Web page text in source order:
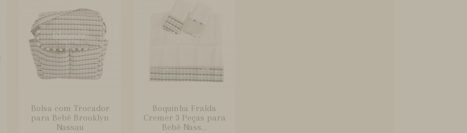
Bolsa com Trocador
para Bebê Brooklyn
Nassau
Boquinha Fralda
Cremer 3 Peças para
Bebê Nass...